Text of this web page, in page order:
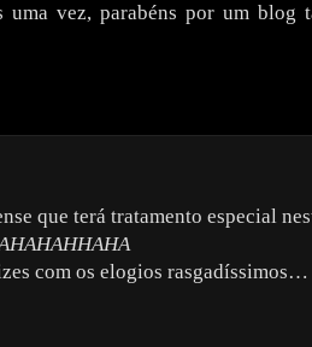
vez, parabéns por um blog
que terá tratamento especial
com os elogios rasgadíssimos…